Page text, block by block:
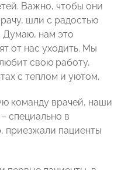
Важно, чтобы они
шли с радостью
Думаю, нам это
от нас уходить. Мы
свою работу,
с теплом и уютом.
команду врачей, наши
специально в
пациенты